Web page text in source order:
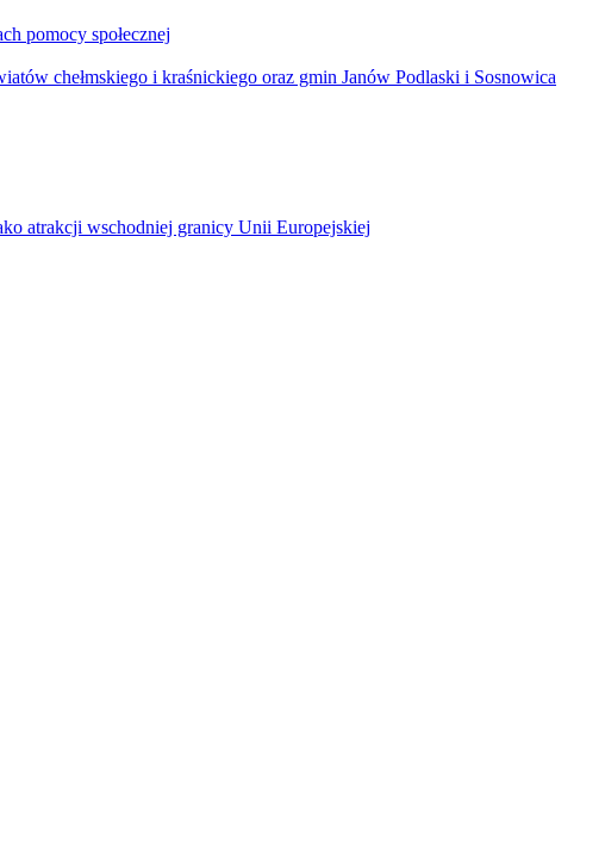
pomocy społecznej
chełmskiego i kraśnickiego oraz gmin Janów Podlaski i Sosnowica
atrakcji wschodniej granicy Unii Europejskiej